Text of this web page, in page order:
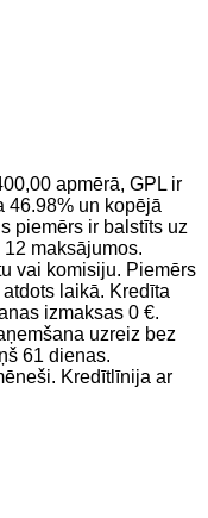
apmērā, GPL ir
46.98% un kopējā
piemērs ir balstīts uz
maksājumos.
vai komisiju. Piemērs
laikā. Kredīta
izmaksas 0 €.
uzreiz bez
61 dienas.
Kredītlīnija ar